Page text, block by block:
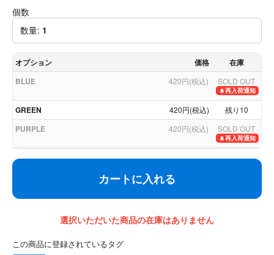
個数
数量: 1
オプション 価格
在庫
BLUE
420円(税込) SOLD OUT
再入荷通知
GREEN 420円(税込) 残り10
PURPLE 420円(税込) SOLD OUT
再入荷通知
カートに入れる
選択いただいた商品の在庫はありません
この商品に登録されているタグ